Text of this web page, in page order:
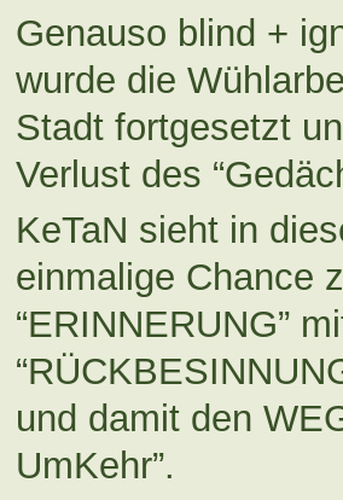
Genauso blind +
wurde die
Stadt fortgesetzt
Verlust des
KeTaN sieht in
einmalige Chance
“ERINNERUNG”
und damit den
UmKehr”.